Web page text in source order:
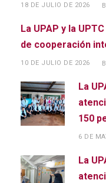
18 DE JULIO DE 2026
La UPAP y la
de cooperación
10 DE JULIO DE 2026
La
150
6 DE
La